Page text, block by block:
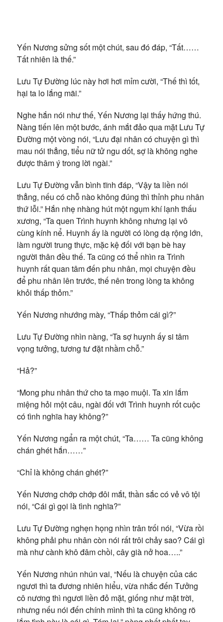
Yến Nương sửng sốt một chút, sau đó đáp, “Tất……
Tất nhiên là thế.”
Lưu Tự Đường lúc này hơi hơi mỉm cười, “Thế thì tốt,
hại ta lo lắng mãi.”
Nghe hắn nói như thế, Yến Nương lại thấy hứng thú.
Nàng tiến lên một bước, ánh mắt đảo qua mặt Lưu Tự
Đường một vòng nói, “Lưu đại nhân có chuyện gì thì
mau nói thẳng, tiểu nữ tử ngu dốt, sợ là không nghe
được thâm ý trong lời ngài.”
Lưu Tự Đường vẫn bình tĩnh đáp, “Vậy ta liền nói
thẳng, nếu có chỗ nào không đúng thì thỉnh phu nhân
thứ lỗi.” Hắn nhẹ nhàng hút một ngụm khí lạnh thấu
xương, “Ta quen Trình huynh không nhưng lại vô
cùng kính nể. Huynh ấy là người có lòng dạ rộng lớn,
làm người trung thực, mặc kệ đối với bạn bè hay
người thân đều thế. Ta cũng có thể nhìn ra Trình
huynh rất quan tâm đến phu nhân, mọi chuyện đều
để phu nhân lên trước, thế nên trong lòng ta không
khỏi thấp thỏm.”
Yến Nương nhướng mày, “Thấp thỏm cái gì?”
Lưu Tự Đường nhìn nàng, “Ta sợ huynh ấy si tâm
vọng tưởng, tương tư đặt nhầm chỗ.”
“Hả?”
“Mong phu nhân thứ cho ta mạo muội. Ta xin lắm
miệng hỏi một câu, ngài đối với Trình huynh rốt cuộc
có tình nghĩa hay không?”
Yến Nương ngẩn ra một chút, “Ta…… Ta cũng không
chán ghét hắn……”
“Chỉ là không chán ghét?”
Yến Nương chớp chớp đôi mắt, thần sắc có vẻ vô tội
nói, “Cái gì gọi là tình nghĩa?”
Lưu Tự Đường nghẹn họng nhìn trân trối nói, “Vừa rồi
không phải phu nhân còn nói rất trôi chảy sao? Cái gì
mà như cành khô đâm chồi, cây già nở hoa…..”
Yến Nương nhún nhún vai, “Nếu là chuyện của các
ngươi thì ta đương nhiên hiểu, vừa nhắc đến Tưởng
cô nương thì ngươi liền đỏ mặt, giống như mặt trời,
nhưng nếu nói đến chính mình thì ta cũng không rõ